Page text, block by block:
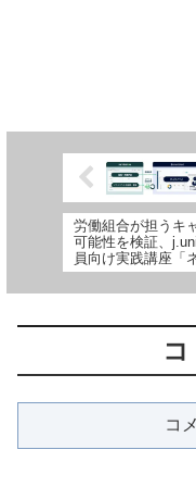
労働組合が担うキ
可能性を検証、
員向け実践講座「
を開講
コ